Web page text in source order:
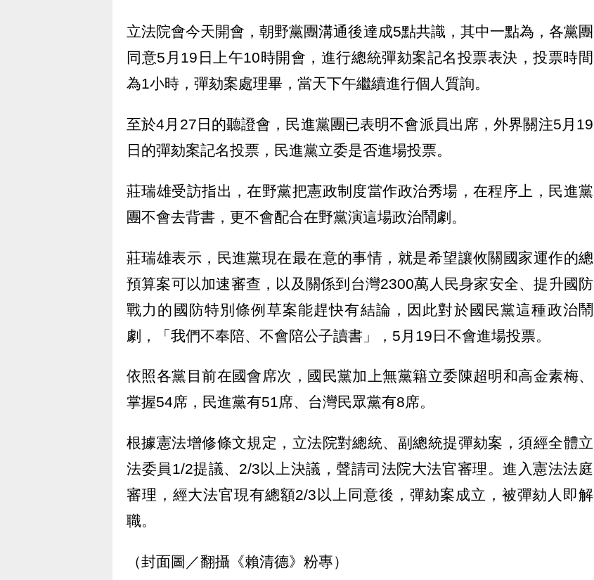
立法院會今天開會，朝野黨團溝通後達成5點共識，其中一點為，各黨團
同意5月19日上午10時開會，進行總統彈劾案記名投票表決，投票時間
為1小時，彈劾案處理畢，當天下午繼續進行個人質詢。
至於4月27日的聽證會，民進黨團已表明不會派員出席，外界關注5月19
日的彈劾案記名投票，民進黨立委是否進場投票。
莊瑞雄受訪指出，在野黨把憲政制度當作政治秀場，在程序上，民進黨
團不會去背書，更不會配合在野黨演這場政治鬧劇。
莊瑞雄表示，民進黨現在最在意的事情，就是希望讓攸關國家運作的總
預算案可以加速審查，以及關係到台灣2300萬人民身家安全、提升國防
戰力的國防特別條例草案能趕快有結論，因此對於國民黨這種政治鬧
劇，「我們不奉陪、不會陪公子讀書」，5月19日不會進場投票。
依照各黨目前在國會席次，國民黨加上無黨籍立委陳超明和高金素梅、
掌握54席，民進黨有51席、台灣民眾黨有8席。
根據憲法增修條文規定，立法院對總統、副總統提彈劾案，須經全體立
法委員1/2提議、2/3以上決議，聲請司法院大法官審理。進入憲法法庭
審理，經大法官現有總額2/3以上同意後，彈劾案成立，被彈劾人即解
職。
（封面圖／翻攝《賴清德》粉專）